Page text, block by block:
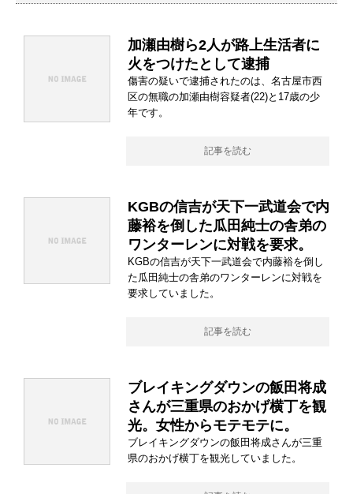
加瀬由樹ら2人が路上生活者に
火をつけたとして逮捕
傷害の疑いで逮捕されたのは、名古屋市西
区の無職の加瀬由樹容疑者(22)と17歳の少
年です。
記事を読む
KGBの信吉が天下一武道会で内
藤裕を倒した瓜田純士の舎弟の
ワンターレンに対戦を要求。
KGBの信吉が天下一武道会で内藤裕を倒し
た瓜田純士の舎弟のワンターレンに対戦を
要求していました。
記事を読む
ブレイキングダウンの飯田将成
さんが三重県のおかげ横丁を観
光。女性からモテモテに。
ブレイキングダウンの飯田将成さんが三重
県のおかげ横丁を観光していました。